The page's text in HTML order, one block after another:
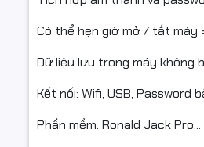
Có thể hẹn giờ mở / tắt máy
Dữ liệu lưu trong máy không
Kết nối: Wifi, USB, Password
Phần mềm: Ronald Jack Pro...